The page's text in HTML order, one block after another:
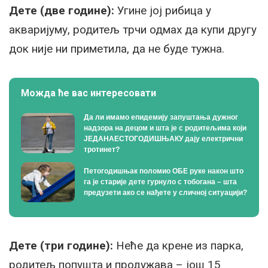
Дете (две године): Угине јој рибица у
акваријуму, родитељ трчи одмах да купи другу
док није ни приметила, да не буде тужна.
Можда ће вас интересовати
Да ли имамо епидемију запуштања дужног
надзора на децом и шта је с родитељима који
ЈЕДАНАЕСТОГОДИШЊАКУ дају електрични
тротинет?
Петогодишњак поломио ОБЕ руке након што
га је старије дете гурнуло с тобогана – шта
предузети ако се нађете у сличној ситуацији?
Дете (три године): Неће да крене из парка,
родитељ попушта и продужава – још 15